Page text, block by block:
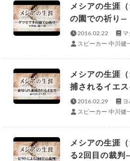
メシアの生涯
の園での祈り—
2016.02.22
マ
スピーカー 中川健
メシアの生涯
捕されるイエ
2016.02.29
スピーカー 中川健
メシアの生涯
る2回目の裁判